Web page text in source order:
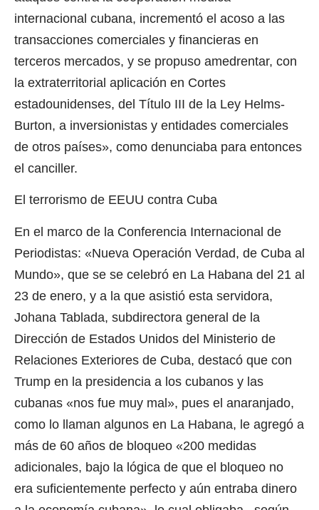
internacional cubana, incrementó el acoso a las
transacciones comerciales y financieras en
terceros mercados, y se propuso amedrentar, con
la extraterritorial aplicación en Cortes
estadounidenses, del Título III de la Ley Helms-
Burton, a inversionistas y entidades comerciales
de otros países», como denunciaba para entonces
el canciller.
El terrorismo de EEUU contra Cuba
En el marco de la Conferencia Internacional de
Periodistas: «Nueva Operación Verdad, de Cuba al
Mundo», que se se celebró en La Habana del 21 al
23 de enero, y a la que asistió esta servidora,
Johana Tablada, subdirectora general de la
Dirección de Estados Unidos del Ministerio de
Relaciones Exteriores de Cuba, destacó que con
Trump en la presidencia a los cubanos y las
cubanas «nos fue muy mal», pues el anaranjado,
como lo llaman algunos en La Habana, le agregó a
más de 60 años de bloqueo «200 medidas
adicionales, bajo la lógica de que el bloqueo no
era suficientemente perfecto y aún entraba dinero